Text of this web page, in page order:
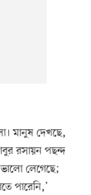
মানুষ দেখছে,
রসায়ন পছন্দ
লেগেছে;
পারেনি,’